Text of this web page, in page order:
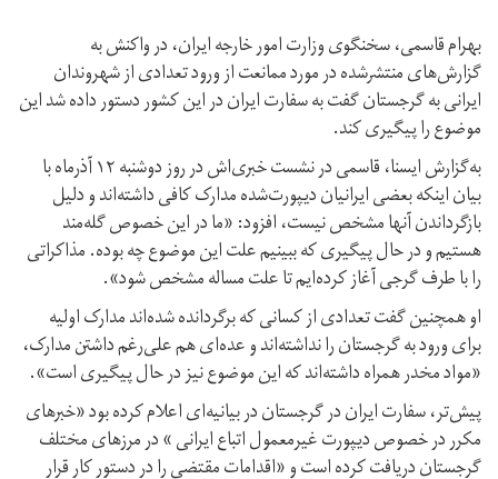
بهرام قاسمی، سخنگوی وزارت امور خارجه ایران، در واکنش به
گزارش‌های منتشرشده در مورد ممانعت از ورود تعدادی از شهروندان
ایرانی به گرجستان گفت به سفارت ایران در این کشور دستور داده شد این
موضوع را پیگیری کند.
به‌گزارش ایسنا، قاسمی در نشست خبری‌اش در روز دوشنبه ۱۲ آذرماه با
بیان اینکه بعضی ایرانیان دیپورت‌شده‌ مدارک کافی داشته‌اند و دلیل
بازگرداندن آنها مشخص نیست، افزود: «ما در این خصوص گله‌مند
هستیم و در حال پیگیری که ببینیم علت این موضوع چه بوده. مذاکراتی
را با طرف گرجی آغاز کرده‌ایم تا علت مساله مشخص شود».
او همچنین گفت تعدادی از کسانی که برگردانده شده‌اند مدارک اولیه
برای ورود به گرجستان را نداشته‌اند و عده‌ای هم علی‌رغم داشتن مدارک،
«مواد مخدر همراه داشته‌اند که این موضوع نیز در حال پیگیری است».
پیش‌تر، سفارت ایران در گرجستان در بیانیه‌ای اعلام کرده بود «خبرهای
مکرر در خصوص دیپورت غیرمعمول اتباع ایرانی » در مرزهای مختلف
گرجستان دریافت کرده است و «اقدامات مقتضی را در دستور کار قرار